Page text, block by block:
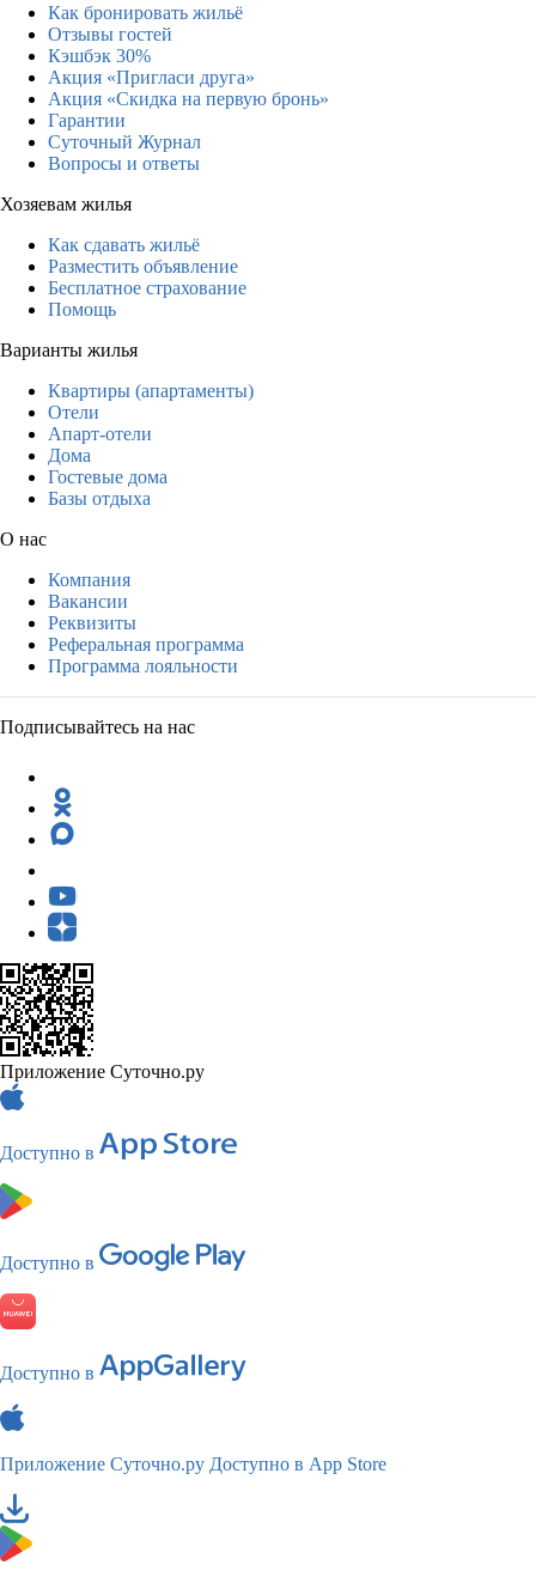
Как бронировать жильё
Отзывы гостей
Кэшбэк 30%
Акция «Пригласи друга»
Акция «Скидка на первую бронь»
Гарантии
Суточный Журнал
Вопросы и ответы
Хозяевам жилья
Как сдавать жильё
Разместить объявление
Бесплатное страхование
Помощь
Варианты жилья
Квартиры (апартаменты)
Отели
Апарт-отели
Дома
Гостевые дома
Базы отдыха
О нас
Компания
Вакансии
Реквизиты
Реферальная программа
Программа лояльности
Подписывайтесь на нас
Приложение Суточно.ру
Доступно в
Доступно в
Доступно в
Приложение Суточно.ру Доступно в App Store